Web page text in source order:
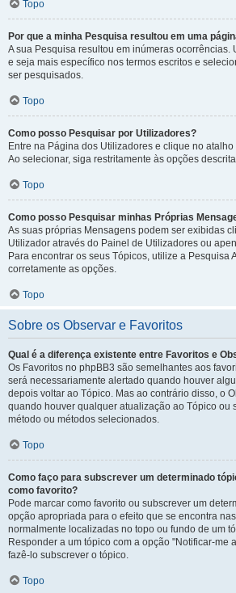
Topo
Por que a minha Pesquisa resultou em uma
A sua Pesquisa resultou em inúmeras ocorrências.
e seja mais específico nos termos escritos e
ser pesquisados.
Topo
Como posso Pesquisar por Utilizadores?
Entre na Página dos Utilizadores e clique no
Ao selecionar, siga restritamente às opções
Topo
Como posso Pesquisar minhas Próprias
As suas próprias Mensagens podem ser exibidas
Utilizador através do Painel de Utilizadores ou
Para encontrar os seus Tópicos, utilize a Pesquisa
corretamente as opções.
Topo
Sobre os Observar e Favoritos
Qual é a diferença existente entre Favoritos e
Os Favoritos no phpBB3 são semelhantes aos
será necessariamente alertado quando houver
depois voltar ao Tópico. Mas ao contrário disso, o
quando houver qualquer atualização ao Tópico ou
método ou métodos selecionados.
Topo
Como faço para subscrever um determinado
como favorito?
Pode marcar como favorito ou subscrever um
opção apropriada para o efeito que se encontra
normalmente localizadas no topo ou fundo de um
Responder a um tópico com a opção "Notificar-me
fazê-lo subscrever o tópico.
Topo